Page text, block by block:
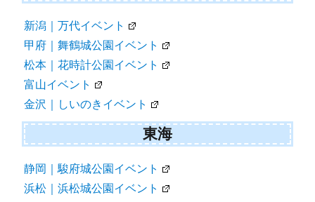
新潟｜万代イベント
甲府｜舞鶴城公園イベント
松本｜花時計公園イベント
富山イベント
金沢｜しいのきイベント
東海
静岡｜駿府城公園イベント
浜松｜浜松城公園イベント